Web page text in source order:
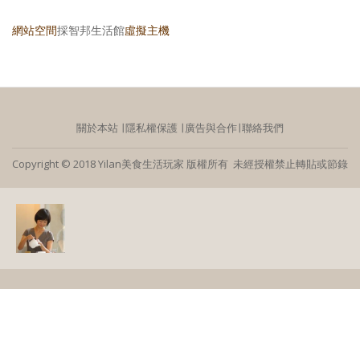
網站空間採智邦生活館虛擬主機
關於本站 ∣隱私權保護 ∣廣告與合作∣聯絡我們
Copyright © 2018 Yilan美食生活玩家 版權所有 未經授權禁止轉貼或節錄